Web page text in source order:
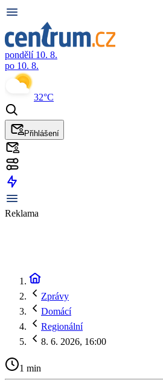
pondělí 10. 8.
po 10. 8.
32°C
Přihlášení
Reklama
Zprávy
Domácí
Regionální
8. 6. 2026, 16:00
1 min